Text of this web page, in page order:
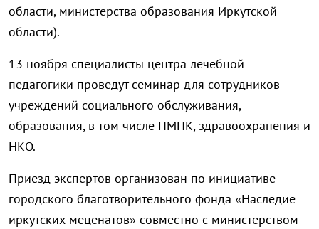
области, министерства образования Иркутской
области).
13 ноября специалисты центра лечебной
педагогики проведут семинар для сотрудников
учреждений социального обслуживания,
образования, в том числе ПМПК, здравоохранения и
НКО.
Приезд экспертов организован по инициативе
городского благотворительного фонда «Наследие
иркутских меценатов» совместно с министерством